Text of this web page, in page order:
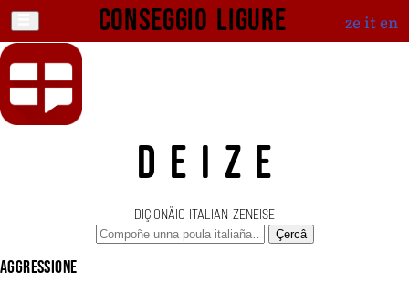
Conseggio ligure ze iten
DEIZE
DIÇIONÄIO ITALIAN-ZENEISE
Çercâ
aggressione